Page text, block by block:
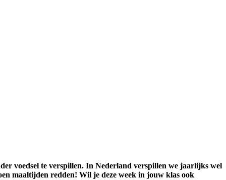
voedsel te verspillen. In Nederland verspillen we jaarlijks wel
maaltijden redden! Wil je deze week in jouw klas ook